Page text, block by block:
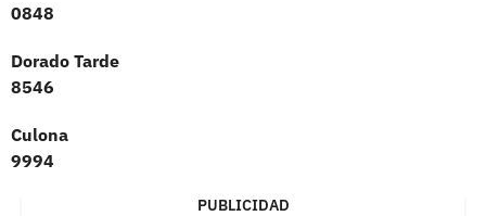
0848
Dorado Tarde
8546
Culona
9994
PUBLICIDAD